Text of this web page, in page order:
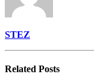
STEZ
Related Posts